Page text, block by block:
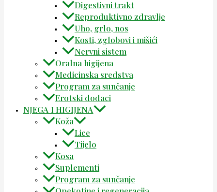
Digestivni trakt
Reproduktivno zdravlje
Uho, grlo, nos
Kosti, zglobovi i mišići
Nervni sistem
Oralna higijena
Medicinska sredstva
Program za sunčanje
Erotski dodaci
NJEGA I HIGIJENA
Koža
Lice
Tijelo
Kosa
Suplementi
Program za sunčanje